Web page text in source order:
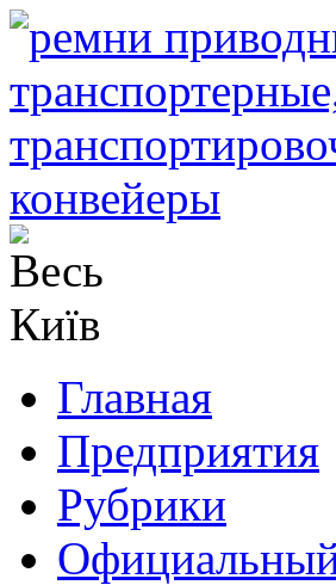
Главная
Предприятия
Рубрики